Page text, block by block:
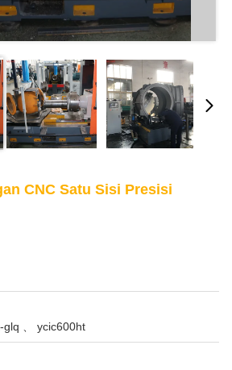
CNC Satu Sisi Presisi
glq 、 ycic600ht